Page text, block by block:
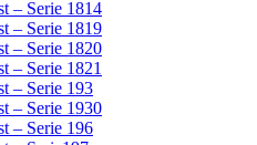
– Serie 1814
– Serie 1819
– Serie 1820
– Serie 1821
– Serie 193
– Serie 1930
– Serie 196